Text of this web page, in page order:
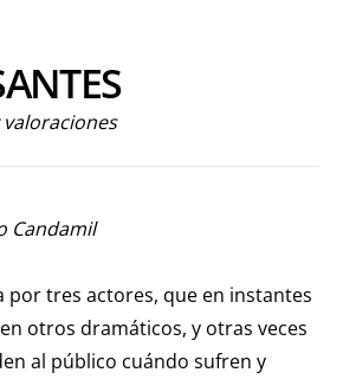
Candamil
por tres actores, que en instantes
otros dramáticos, y otras veces
al público cuándo sufren y